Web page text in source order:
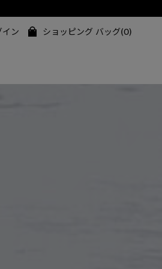
イン ショッピング バッグ(0)